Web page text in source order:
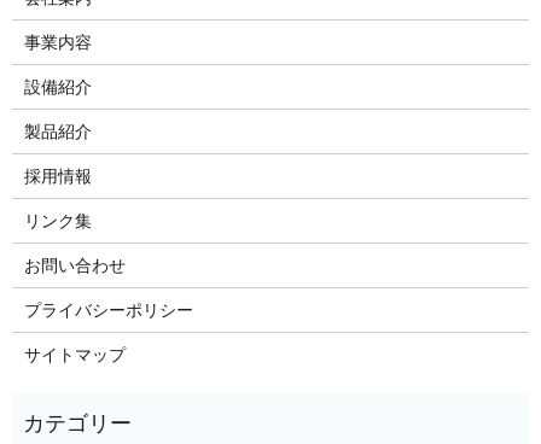
事業内容
設備紹介
製品紹介
採用情報
リンク集
お問い合わせ
プライバシーポリシー
サイトマップ